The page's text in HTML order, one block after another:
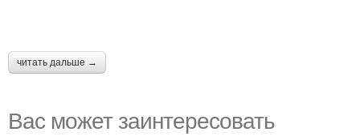
читать дальше →
Вас может заинтересовать